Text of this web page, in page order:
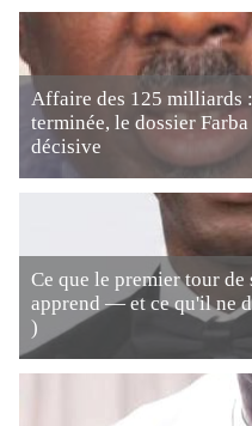
Affaire des 125 milliards
terminée, le dossier
décisive
Ce que le premier tour
apprend — et ce qu'il ne
)